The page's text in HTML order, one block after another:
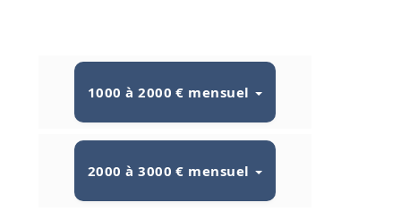
1000 à 2000 € mensuel
2000 à 3000 € mensuel